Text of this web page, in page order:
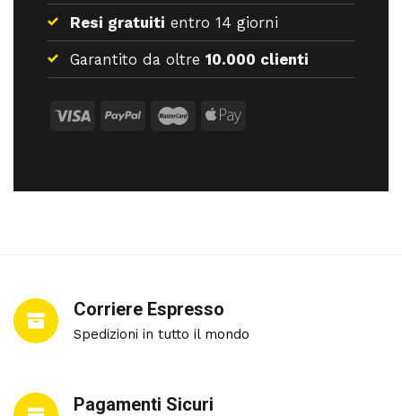
Resi gratuiti entro 14 giorni
Garantito da oltre 10.000 clienti
Corriere Espresso
Spedizioni in tutto il mondo
Pagamenti Sicuri